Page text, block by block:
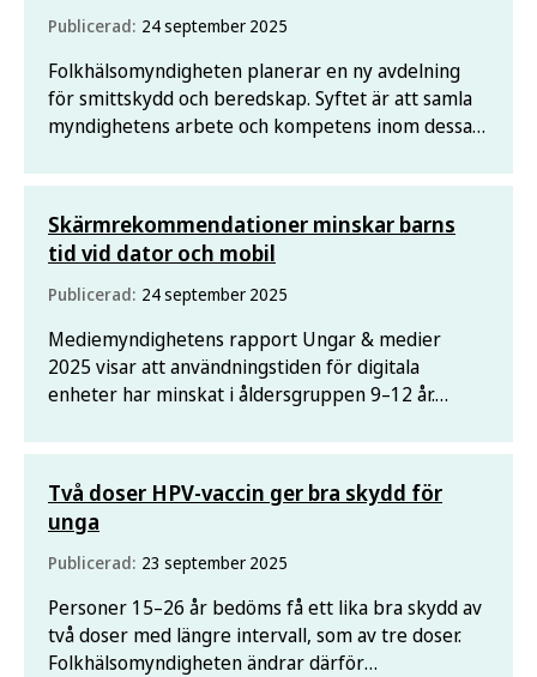
Publicerad: 24 september 2025
Folkhälsomyndigheten planerar en ny avdelning
för smittskydd och beredskap. Syftet är att samla
myndighetens arbete och kompetens inom dessa
Skärmrekommendationer minskar barns
tid vid dator och mobil
Publicerad: 24 september 2025
Mediemyndighetens rapport Ungar & medier
2025 visar att användningstiden för digitala
enheter har minskat i åldersgruppen 9–12 år.
skärmrekommendationer har bidragit till.
Två doser HPV-vaccin ger bra skydd för
unga
Publicerad: 23 september 2025
Personer 15–26 år bedöms få ett lika bra skydd av
två doser med längre intervall, som av tre doser.
Folkhälsomyndigheten ändrar därför